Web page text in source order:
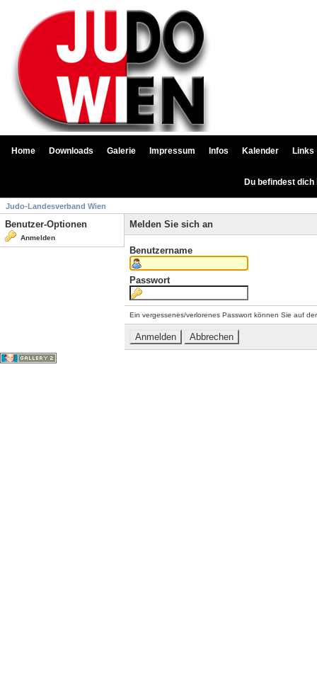
Home Downloads Galerie Impressum Infos Kalender Links
Du befindest
Judo-Landesverband Wien
Benutzer-Optionen
Anmelden
Melden Sie sich an
Benutzername
Passwort
Ein vergessenes/verlorenes Passwort können Sie auf